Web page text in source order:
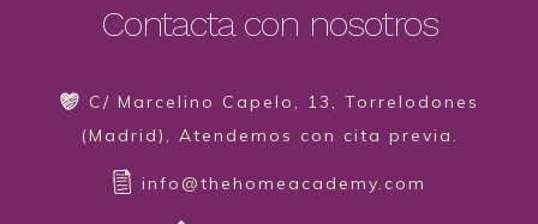
Contacta con nosotros
C/ Marcelino Capelo, 13, Torrelodones
(Madrid), Atendemos con cita previa.
info@thehomeacademy.com